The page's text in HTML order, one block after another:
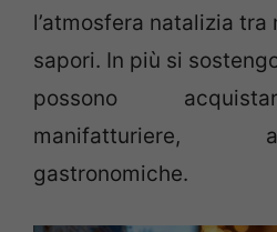
l’atmosfera natalizia
sapori. In più si
possono
manifatturiere,
gastronomiche.